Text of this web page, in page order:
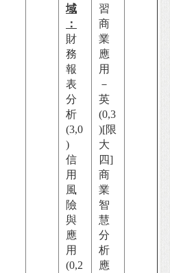
域
：
財
務
報
表
分
析
(3,0
)
信
用
風
險
與
應
用
(0,2
習
商
業
應
用
－
英
(0,3
)[限
大
四]
商
業
智
慧
分
析
應